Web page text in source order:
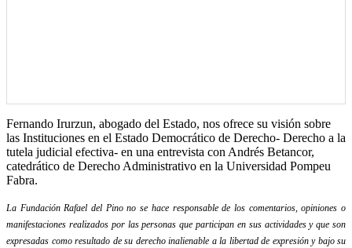
Fernando Irurzun, abogado del Estado, nos ofrece su visión sobre
las Instituciones en el Estado Democrático de Derecho- Derecho a la
tutela judicial efectiva- en una entrevista con Andrés Betancor,
catedrático de Derecho Administrativo en la Universidad Pompeu
Fabra.
La Fundación Rafael del Pino no se hace responsable de los comentarios, opiniones o
manifestaciones realizados por las personas que participan en sus actividades y que son
expresadas como resultado de su derecho inalienable a la libertad de expresión y bajo su